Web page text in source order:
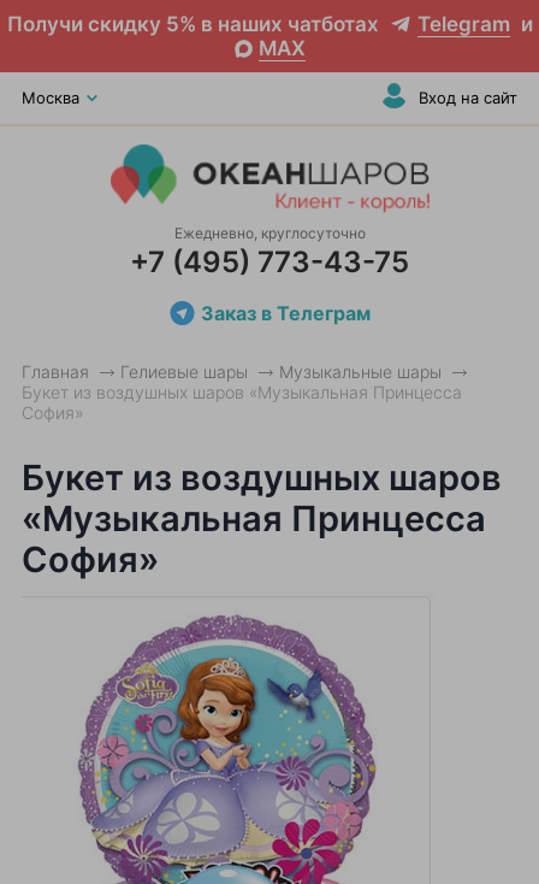
Получи скидку 5% в наших чатботах Telegram и
MAX
Москва Вход на сайт
Ежедневно, круглосуточно
+7 (495) 773-43-75
Заказ в Телеграм
Главная Гелиевые шары
Музыкальные шары
Букет из воздушных шаров «Музыкальная Принцесса
София»
Букет из воздушных шаров
«Музыкальная Принцесса
София»